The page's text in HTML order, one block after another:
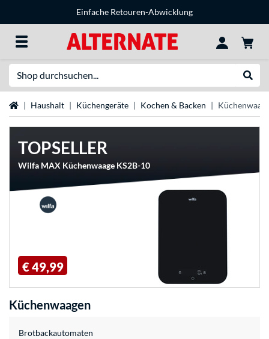
Einfache Retouren-Abwicklung
StartseiteHaushalt Küchengeräte Kochen & Backen
TOPSELLER
Wilfa MAX Küchenwaage KS2B-10
€ 49,99
Küchenwaagen
Brotbackautomaten